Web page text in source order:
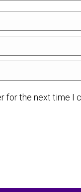
for the next time I